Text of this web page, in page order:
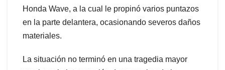
Honda Wave, a la cual le propinó varios puntazos
en la parte delantera, ocasionando severos daños
materiales.
La situación no terminó en una tragedia mayor